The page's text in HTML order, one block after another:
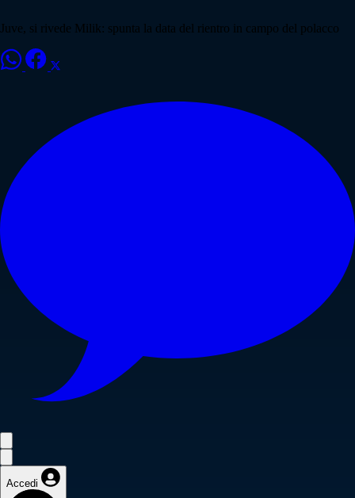
Juve, si rivede Milik: spunta la data del rientro in campo del polacco
Accedi